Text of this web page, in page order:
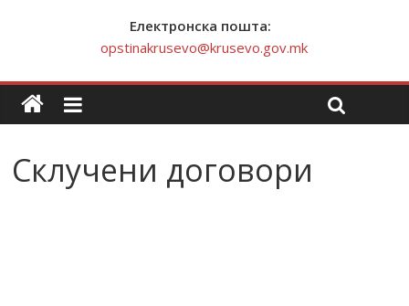
Електронска пошта:
opstinakrusevo@krusevo.gov.mk
Склучени договори